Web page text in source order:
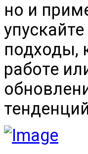
но и
подходы,
работе